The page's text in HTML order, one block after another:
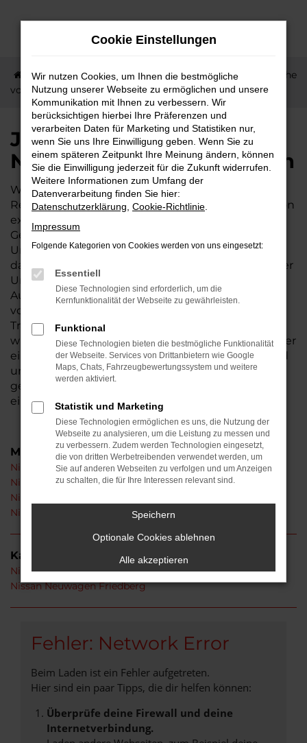
Zum
Startseite Friedberg
Jetzt Ihren Nissan in der Nähe
von Friedberg kaufen
Jetzt Ihren Nissan in der
Nähe von Friedberg kaufen
Wer sich für einen Nissan interessiert, hat in der
Region Friedberg gute Karten. Das Autohaus Lisson
existiert bereits seit 1974 und wird in der zweiten
Generation familiengeführt. Wir sind tief in der
Umgebung von Friedberg verwurzelt und sorgen
dafür, dass die schöne Wetterau mobil bleibt. Unser
Unternehmen liegt verkehrsgünstig unweit der
Autobahnen A45 und A5 und ist zudem nicht weit
von Frankfurt am Main entfernt. Wenn wir über
Tradition und regionale Bindung sprechen, füllen
wir diese Aspekte mit Leben. Wer einen Nissan oder
ein Fahrzeug eines anderen Herstellers sucht, wird
umfangreich und kompetent beraten. Wir hören
genau zu und sorgen dafür, dass Sie zufrieden mit
einem Nissan in Friedberg unterwegs sind.
Modelle
Nissan Juke Friedberg
Nissan Micra Friedberg
Nissan Qashqai Friedberg
Nissan X-Trail Friedberg
Kategorie
Nissan Gebrauchtwagen Friedberg
Nissan Neuwagen Friedberg
Fehler: Network Error
Beim Laden ist ein Fehler aufgetreten.
Hier sind ein paar Tipps, die dir helfen können:
Überprüfe deine Firewall und deine
Internetverbindung.
Cookie Einstellungen
Wir nutzen Cookies, um Ihnen die bestmögliche
Nutzung unserer Webseite zu ermöglichen und unsere
Kommunikation mit Ihnen zu verbessern. Wir
berücksichtigen hierbei Ihre Präferenzen und
verarbeiten Daten für Marketing und Statistiken nur,
wenn Sie uns Ihre Einwilligung geben. Wenn Sie zu
einem späteren Zeitpunkt Ihre Meinung ändern, können
Sie die Einwilligung jederzeit für die Zukunft widerrufen.
Weitere Informationen zum Umfang der
Datenverarbeitung finden Sie hier:
Datenschutzerklärung Cookie-Richtlinie
Impressum
Folgende Kategorien von Cookies werden von uns eingesetzt:
Essentiell
Diese Technologien sind erforderlich, um die
Kernfunktionalität der Webseite zu gewährleisten.
Funktional
Diese Technologien bieten die bestmögliche Funktionalität
der Webseite. Services von Drittanbietern wie Google
Maps, Chats, Fahrzeugbewertungssystem und weitere
werden aktiviert.
Statistik und Marketing
Diese Technologien ermöglichen es uns, die Nutzung der
Webseite zu analysieren, um die Leistung zu messen und
zu verbessern. Zudem werden Technologien eingesetzt,
die von dritten Werbetreibenden verwendet werden, um
Sie auf anderen Webseiten zu verfolgen und um Anzeigen
zu schalten, die für Ihre Interessen relevant sind.
Speichern
Optionale Cookies ablehnen
Alle akzeptieren